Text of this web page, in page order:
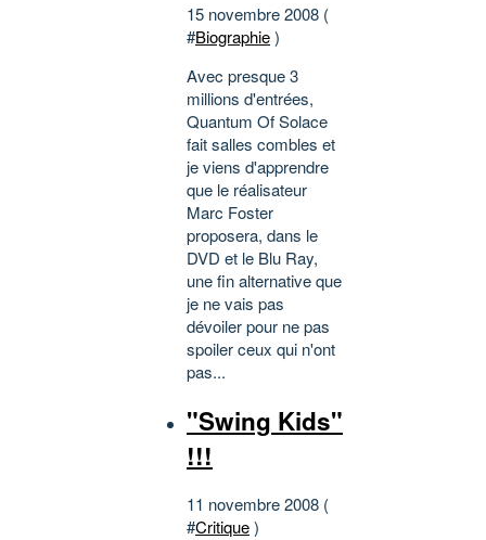
15 novembre 2008 (
#Biographie)
Avec presque 3
millions d'entrées,
Quantum Of Solace
fait salles combles et
je viens d'apprendre
que le réalisateur
Marc Foster
proposera, dans le
DVD et le Blu Ray,
une fin alternative que
je ne vais pas
dévoiler pour ne pas
spoiler ceux qui n'ont
pas...
"Swing Kids"
!!!
11 novembre 2008 (
#Critique)